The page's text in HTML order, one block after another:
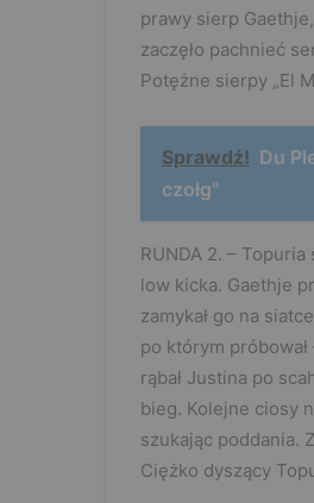
prawy sierp
zaczęło pachnieć
Potężne sierpy „El
Sprawdź! Du
czołg"
RUNDA 2. – Topuria
low kicka. Gaethje
zamykał go na
po którym
rąbał Justina po
bieg. Kolejne ciosy
szukając poddania.
Ciężko dyszący